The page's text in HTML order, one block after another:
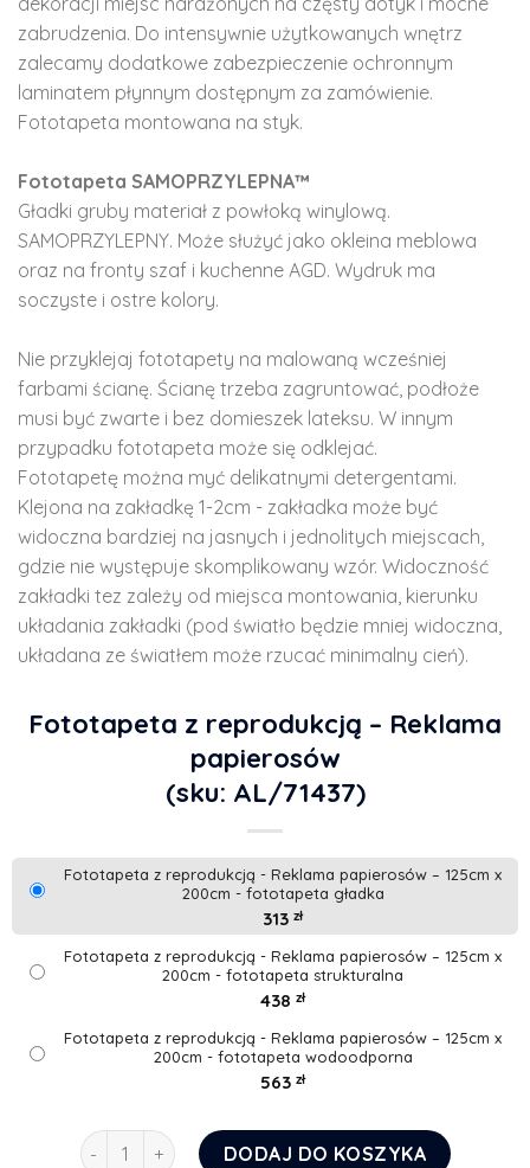
zabrudzenia. Do intensywnie użytkowanych wnętrz
zalecamy dodatkowe zabezpieczenie ochronnym
laminatem płynnym dostępnym za zamówienie.
Fototapeta montowana na styk.
Fototapeta SAMOPRZYLEPNA™
Gładki gruby materiał z powłoką winylową.
SAMOPRZYLEPNY. Może służyć jako okleina meblowa
oraz na fronty szaf i kuchenne AGD. Wydruk ma
soczyste i ostre kolory.
Nie przyklejaj fototapety na malowaną wcześniej
farbami ścianę. Ścianę trzeba zagruntować, podłoże
musi być zwarte i bez domieszek lateksu. W innym
przypadku fototapeta może się odklejać.
Fototapetę można myć delikatnymi detergentami.
Klejona na zakładkę 1-2cm - zakładka może być
widoczna bardziej na jasnych i jednolitych miejscach,
gdzie nie występuje skomplikowany wzór. Widoczność
zakładki tez zależy od miejsca montowania, kierunku
układania zakładki (pod światło będzie mniej widoczna,
układana ze światłem może rzucać minimalny cień).
Fototapeta z reprodukcją – Reklama
papierosów
(sku: AL/71437)
Fototapeta z reprodukcją - Reklama papierosów – 125cm x
200cm - fototapeta gładka
313 zł
Fototapeta z reprodukcją - Reklama papierosów – 125cm x
200cm - fototapeta strukturalna
438 zł
Fototapeta z reprodukcją - Reklama papierosów – 125cm x
200cm - fototapeta wodoodporna
563 zł
ilość Fototapeta z reprodukcją - Reklama
DODAJ DO KOSZYKA